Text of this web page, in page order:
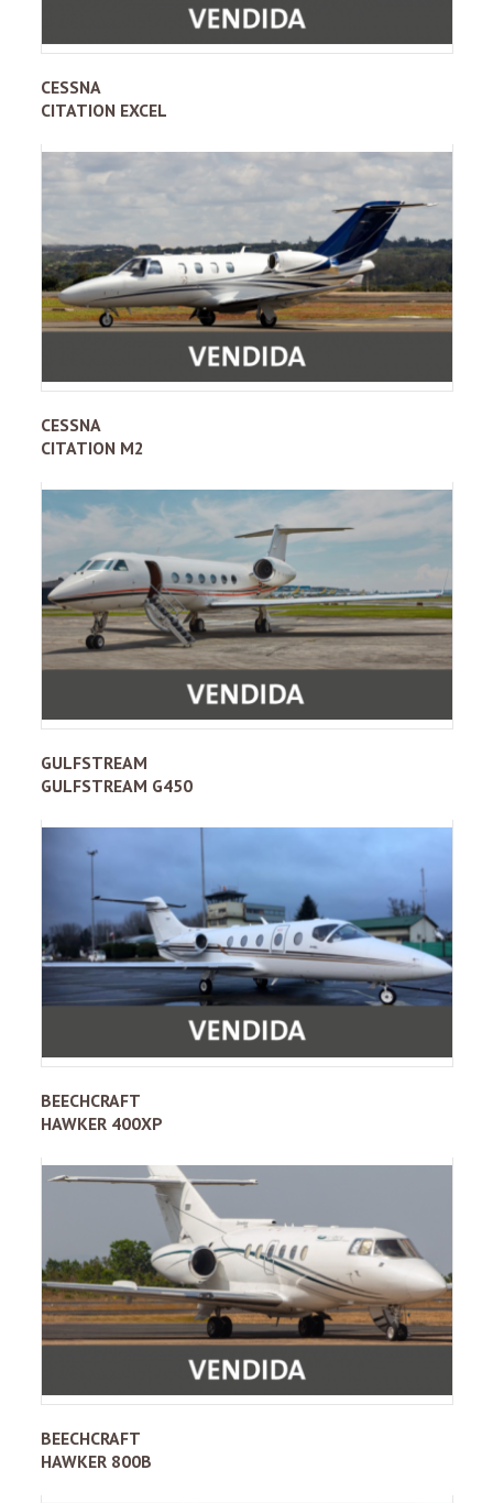
CESSNA
CITATION EXCEL
CESSNA
CITATION M2
GULFSTREAM
GULFSTREAM G450
BEECHCRAFT
HAWKER 400XP
BEECHCRAFT
HAWKER 800B